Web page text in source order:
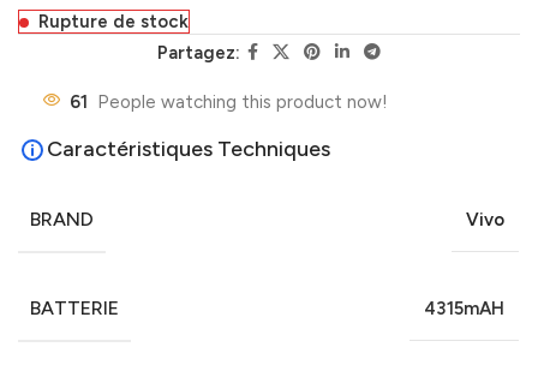
Rupture de stock
Partagez:
61 People watching this product now!
Caractéristiques Techniques
BRAND Vivo
BATTERIE 4315mAH